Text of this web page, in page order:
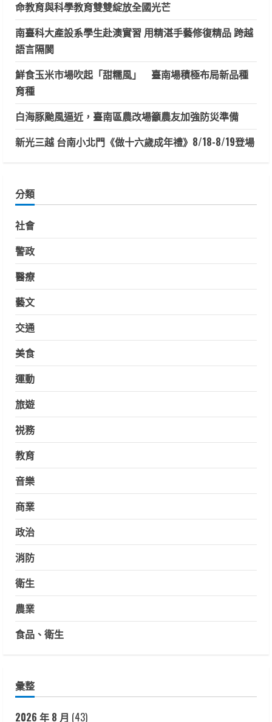
命教育與科學教育雙雙綻放全國光芒
南臺科大產設系學生赴澳實習 用精湛手藝修復精品 跨越
語言隔閡
鮮食玉米市場吹起「甜糯風」 臺南場積極布局新品種
育種
白海豚颱風逼近，臺南區農改場籲農友加強防災準備
新光三越 台南小北門《做十六歲成年禮》8/18-8/19登場
分類
社會
警政
醫療
藝文
交通
美食
運動
旅遊
祱務
教育
音樂
商業
政治
消防
衛生
農業
食品、衛生
彙整
2026 年 8 月 (43)